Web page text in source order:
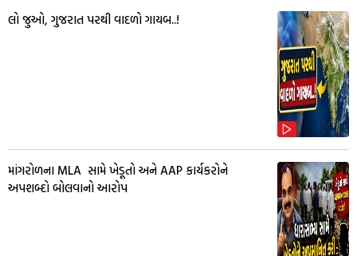
લો જુઓ, ગુજરાત પરથી વાદળો ગાયબ..!
માંગરોળના MLA સામે ખેડૂતો અને AAP કાર્યકરોને
અપશબ્દો બોલવાનો આરોપ